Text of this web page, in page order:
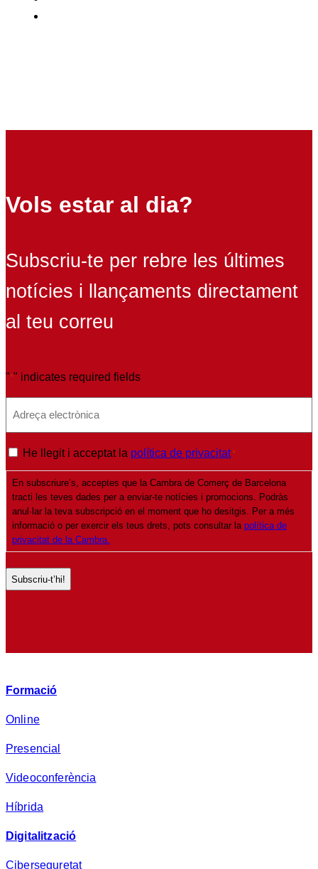
Vols estar al dia?
Subscriu-te per rebre les últimes
notícies i llançaments directament
al teu correu
"*" indicates required fields
P
o
d
v
d
s
a
He llegit i acceptat la política de privacitat *
En subscriure’s, acceptes que la Cambra de Comerç de Barcelona
tracti les teves dades per a enviar-te notícies i promocions. Podràs
anul·lar la teva subscripció en el moment que ho desitgis. Per a més
informació o per exercir els teus drets, pots consultar la política de
privacitat de la Cambra.
Formació
Online
Presencial
Videoconferència
Híbrida
Digitalització
Ciberseguretat